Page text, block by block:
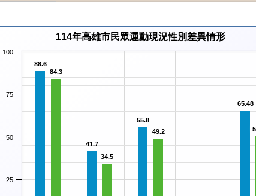
114年高雄市民眾運動現況性別差異情形
88.6
41.7
55.8
65.48
84.3
34.5
49.2
25
50
75
100